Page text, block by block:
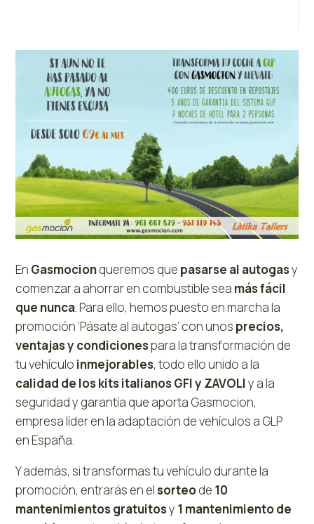
En Gasmocionqueremos que pasarse al autogasy
comenzar a ahorrar en combustible sea más fácil
que nunca. Para ello, hemos puesto en marcha la
promoción ‘Pásate al autogas’ con unos precios,
ventajas y condicionespara la transformación de
tu vehículo inmejorables, todo ello unido a la
calidad de los kits italianos GFI y ZAVOLIy a la
seguridad y garantía que aporta Gasmocion,
empresa líder en la adaptación de vehículos a GLP
en España.
Y además, si transformas tu vehículo durante la
promoción, entrarás en elsorteode 10
mantenimientos gratuitosy 1 mantenimiento de